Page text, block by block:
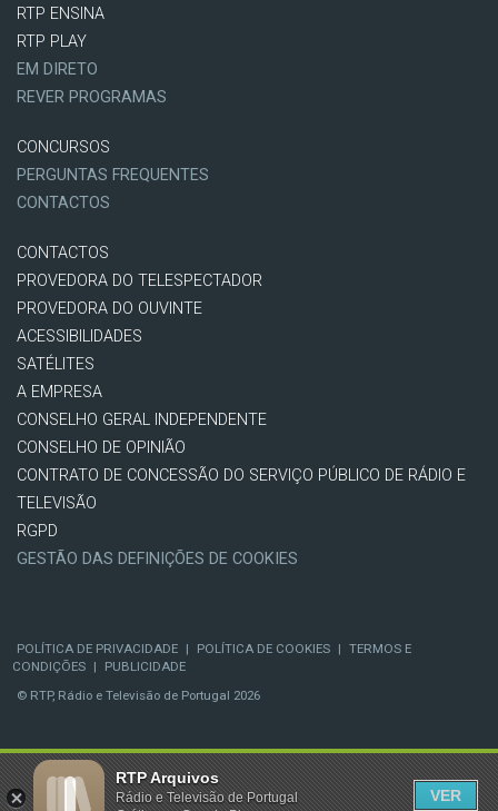
RTP ENSINA
RTP PLAY
EM DIRETO
REVER PROGRAMAS
CONCURSOS
PERGUNTAS FREQUENTES
CONTACTOS
CONTACTOS
PROVEDORA DO TELESPECTADOR
PROVEDORA DO OUVINTE
ACESSIBILIDADES
SATÉLITES
A EMPRESA
CONSELHO GERAL INDEPENDENTE
CONSELHO DE OPINIÃO
CONTRATO DE CONCESSÃO DO SERVIÇO PÚBLICO DE RÁDIO E
TELEVISÃO
RGPD
GESTÃO DAS DEFINIÇÕES DE COOKIES
POLÍTICA DE PRIVACIDADE | POLÍTICA DE COOKIES | TERMOS E
CONDIÇÕES |
PUBLICIDADE
© RTP, Rádio e Televisão de Portugal 2026
RTP Arquivos
Rádio e Televisão de Portugal
VER